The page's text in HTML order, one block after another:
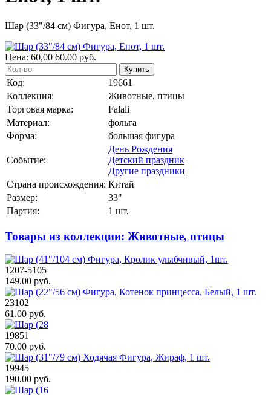
Шар (33"/84 см) Фигура, Енот, 1 шт.
Цена: 60,00 60.00 руб.
Купить
Код:
19661
Коллекция:
Животные, птицы
Торговая марка:
Falali
Материал:
фольга
Форма:
большая фигура
Событие:
День Рождения
Детский праздник
Другие праздники
Страна происхождения: Китай
Размер:
33"
Партия:
1 шт.
Товары из коллекции: Животные, птицы
1207-5105
149.00 руб.
23102
61.00 руб.
19851
70.00 руб.
19945
190.00 руб.